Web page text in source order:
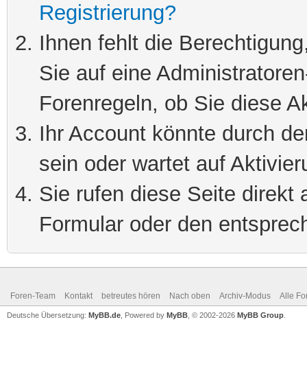
Registrierung?
Ihnen fehlt die
Sie auf eine
Forenregeln, ob Sie diese
Ihr Account könnte durch
sein oder wartet auf
Sie rufen diese Seite direkt
Formular oder den
Foren-Team Kontakt betreutes hören Nach oben Archiv-Modus Alle
Deutsche Übersetzung: MyBB.de , Powered by MyBB , © 2002-2026 MyBB Group